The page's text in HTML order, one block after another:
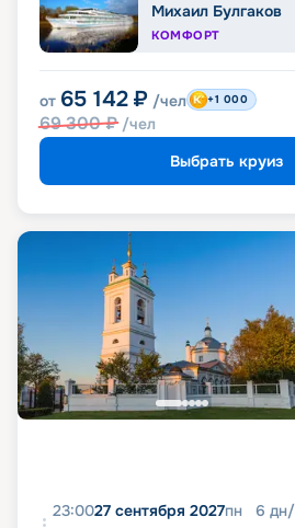
Михаил Булгаков
КОМФОРТ
от 65 142 ₽ /чел
69 300₽ /чел
+1 000
Выбрать круиз
23:0027 сентября 2027пн 6 дн/